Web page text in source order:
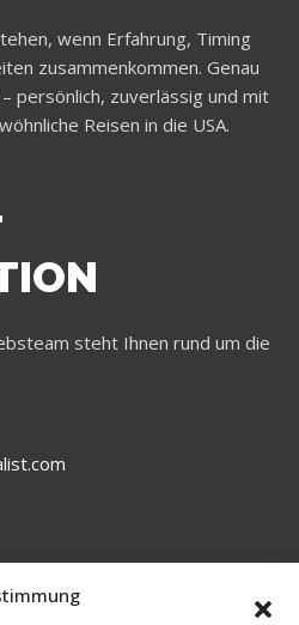
wenn Erfahrung, Timing
zusammenkommen. Genau
persönlich, zuverlässig und mit
Reisen in die USA.
steht Ihnen rund um die